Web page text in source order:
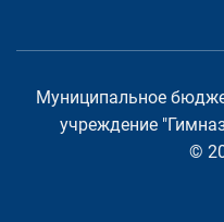
Муниципальное
учреждение
©